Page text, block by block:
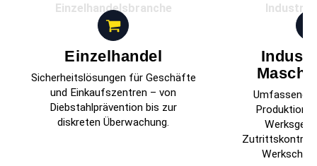
Einzelhandel
Sicherheitslösungen für Geschäfte
und Einkaufszentren – von
Diebstahlprävention bis zur
diskreten Überwachung.